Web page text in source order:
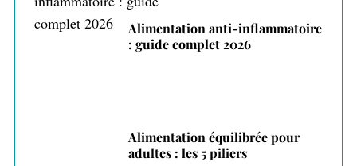
Alimentation anti-inflammatoire
: guide complet 2026
Alimentation équilibrée pour
adultes : les 5 piliers